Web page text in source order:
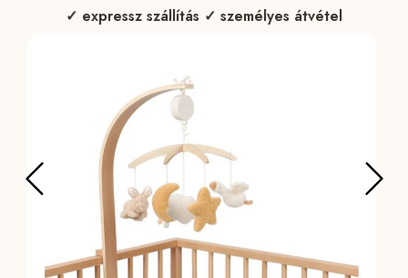
✓ expressz szállítás ✓ személyes átvétel